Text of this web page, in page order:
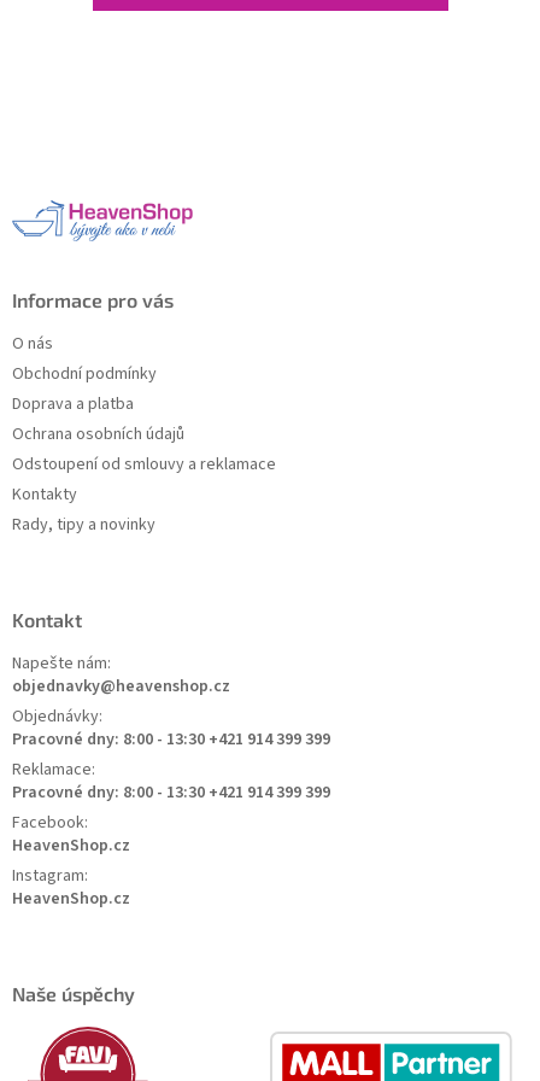
Informace pro vás
O nás
Obchodní podmínky
Doprava a platba
Ochrana osobních údajů
Odstoupení od smlouvy a reklamace
Kontakty
Rady, tipy a novinky
Kontakt
Napešte nám:
objednavky@heavenshop.cz
Objednávky:
Pracovné dny: 8:00 - 13:30 +421 914 399 399
Reklamace:
Pracovné dny: 8:00 - 13:30 +421 914 399 399
Facebook:
HeavenShop.cz
Instagram:
HeavenShop.cz
Naše úspěchy